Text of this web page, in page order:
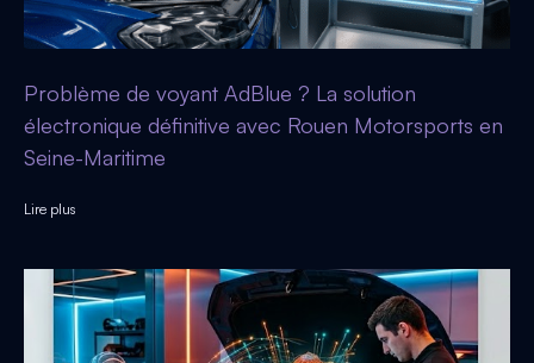
Problème de voyant AdBlue ? La solution
électronique définitive avec Rouen Motorsports en
Seine-Maritime
Lire plus